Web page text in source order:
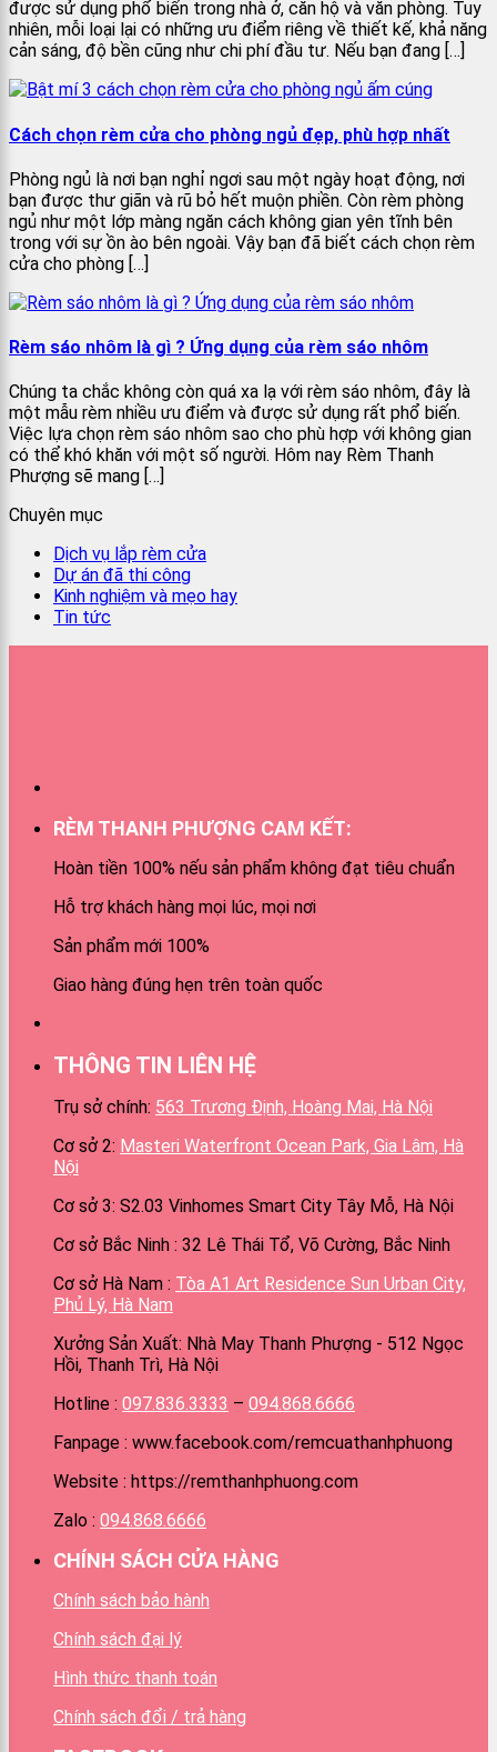
được sử dụng phổ biến trong nhà ở, căn hộ và văn phòng. Tuy
nhiên, mỗi loại lại có những ưu điểm riêng về thiết kế, khả năng
cản sáng, độ bền cũng như chi phí đầu tư. Nếu bạn đang […]
Cách chọn rèm cửa cho phòng ngủ đẹp, phù hợp nhất
Phòng ngủ là nơi bạn nghỉ ngơi sau một ngày hoạt động, nơi
bạn được thư giãn và rũ bỏ hết muộn phiền. Còn rèm phòng
ngủ như một lớp màng ngăn cách không gian yên tĩnh bên
trong với sự ồn ào bên ngoài. Vậy bạn đã biết cách chọn rèm
cửa cho phòng […]
Rèm sáo nhôm là gì ? Ứng dụng của rèm sáo nhôm
Chúng ta chắc không còn quá xa lạ với rèm sáo nhôm, đây là
một mẫu rèm nhiều ưu điểm và được sử dụng rất phổ biến.
Việc lựa chọn rèm sáo nhôm sao cho phù hợp với không gian
có thể khó khăn với một số người. Hôm nay Rèm Thanh
Phượng sẽ mang […]
Chuyên mục
Dịch vụ lắp rèm cửa
Dự án đã thi công
Kinh nghiệm và mẹo hay
Tin tức
RÈM THANH PHƯỢNG CAM KẾT:
Hoàn tiền 100% nếu sản phẩm không đạt tiêu chuẩn
Hỗ trợ khách hàng mọi lúc, mọi nơi
Sản phẩm mới 100%
Giao hàng đúng hẹn trên toàn quốc
THÔNG TIN LIÊN HỆ
Trụ sở chính: 563 Trương Định, Hoàng Mai, Hà Nội
Cơ sở 2: Masteri Waterfront Ocean Park, Gia Lâm, Hà
Nội
Cơ sở 3: S2.03 Vinhomes Smart City Tây Mỗ, Hà Nội
Cơ sở Bắc Ninh : 32 Lê Thái Tổ, Võ Cường, Bắc Ninh
Cơ sở Hà Nam : Tòa A1 Art Residence Sun Urban City,
Phủ Lý, Hà Nam
Xưởng Sản Xuất: Nhà May Thanh Phượng - 512 Ngọc
Hồi, Thanh Trì, Hà Nội
Hotline : 097.836.3333 – 094.868.6666
Fanpage : www.facebook.com/remcuathanhphuong
Website : https://remthanhphuong.com
Zalo : 094.868.6666
CHÍNH SÁCH CỬA HÀNG
Chính sách bảo hành
Chính sách đại lý
Hình thức thanh toán
Chính sách đổi / trả hàng